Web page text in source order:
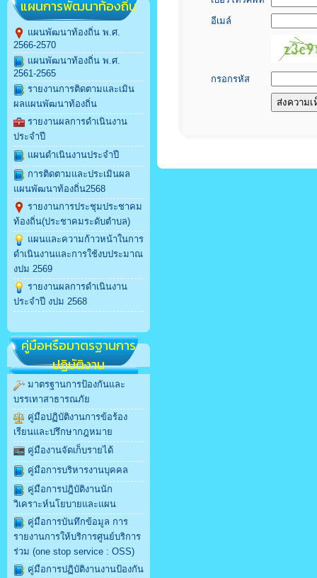
แผนการพัฒนาท้องถิ่น
แผนพัฒนาท้องถิ่น พ.ศ.
2566-2570
แผนพัฒนาท้องถิ่น พ.ศ.
2561-2565
รายงานการติดตามและเมิน
ผลแผนพัฒนาท้องถิ่น
รายงานผลการดำเนินงาน
ประจำปี
แผนดำเนินงานประจำปี
การติดตามและประเมินผล
แผนพัฒนาท้องถิ่น2568
รายงานการประชุมประชาคม
ท้องถิ่น(ประชาคมระดับตำบล)
แผนและความก้าวหน้าในการ
ดำเนินงานและการใช้งบประมาณ
งปม 2569
รายงานผลการดำเนินงาน
ประจำปี งปม 2568
คู่มือหรือมาตรฐานการ
ปฏิบัติงาน
มาตรฐานการป้องกันและ
บรรเทาสาธารณภัย
คู่มือปฏิบัติงานการข้อร้อง
เรียนและปรึกษากฎหมาย
คู่มืองานจัดเก็บรายได้
คู่มือการบริหารงานบุคคล
คู่มือการปฎิบัติงานนัก
วิเคราะห์นโยบายและแผน
คู่มือการบันทึกข้อมูล การ
รายงานการให้บริการศูนย์บริการ
ร่วม (one stop service : OSS)
คู่มือการปฏิบัติงานงานป้องกัน
อีเมล์
กรอกรหัส